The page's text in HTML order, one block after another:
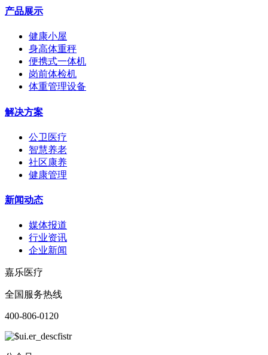
产品展示
健康小屋
身高体重秤
便携式一体机
岗前体检机
体重管理设备
解决方案
公卫医疗
智慧养老
社区康养
健康管理
新闻动态
媒体报道
行业资讯
企业新闻
嘉乐医疗
全国服务热线
400-806-0120